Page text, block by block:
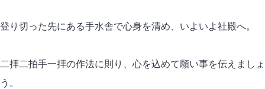
登り切った先にある手水舎で心身を清め、いよいよ社殿へ。
二拝二拍手一拝の作法に則り、心を込めて願い事を伝えましょ
う。